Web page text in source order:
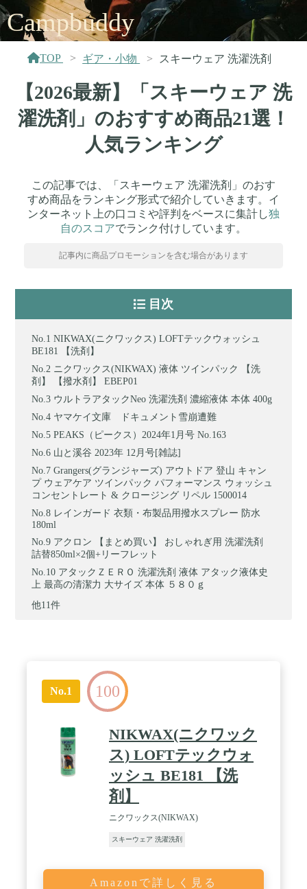
Campbuddy
TOP ギア・小物 スキーウェア 洗濯洗剤
【2026最新】「スキーウェア 洗
濯洗剤」のおすすめ商品21選！
人気ランキング
この記事では、「スキーウェア 洗濯洗剤」のおす
すめ商品をランキング形式で紹介していきます。イ
ンターネット上の口コミや評判をベースに集計し独
自のスコアでランク付けしています。
記事内に商品プロモーションを含む場合があります
目次
NIKWAX(ニクワックス) LOFTテックウォッシュ
BE181 【洗剤】
ニクワックス(NIKWAX) 液体 ツインパック 【洗
剤】 【撥水剤】 EBEP01
ウルトラアタックNeo 洗濯洗剤 濃縮液体 本体 400g
ヤマケイ文庫 ドキュメント雪崩遭難
PEAKS（ピークス）2024年1月号 No.163
山と溪谷 2023年 12月号[雑誌]
Grangers(グランジャーズ) アウトドア 登山 キャン
プ ウェアケア ツインパック パフォーマンス ウォッシュ
コンセントレート & クロージング リペル 1500014
レインガード 衣類・布製品用撥水スプレー 防水
180ml
アクロン 【まとめ買い】 おしゃれぎ用 洗濯洗剤
詰替850ml×2個+リーフレット
アタックＺＥＲＯ 洗濯洗剤 液体 アタック液体史
上 最高の清潔力 大サイズ 本体 ５８０ｇ
他11件
No.1 100
NIKWAX(ニクワック
ス) LOFTテックウォ
ッシュ BE181 【洗
剤】
ニクワックス(NIKWAX)
スキーウェア 洗濯洗剤
Amazonで詳しく見る